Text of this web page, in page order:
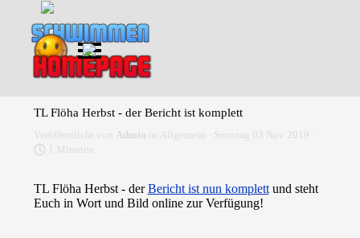
Direkt zum Seiteninhalt
Menü überspringen
TL Flöha Herbst - der Bericht ist komplett
Veröffentlicht von Admin in Allgemein · Sonntag 03 Nov 2019 ·
1 Minuten
TL Flöha Herbst - derBericht ist nun komplettund steht
Euch in Wort und Bild online zur Verfügung!